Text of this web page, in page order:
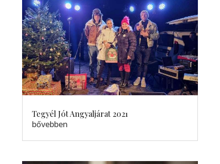
Tegyél Jót Angyaljárat 2021
bővebben